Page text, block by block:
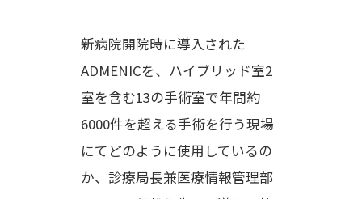
新病院開院時に導入された
ADMENICを、ハイブリッド室2
室を含む13の手術室で年間約
6000件を超える手術を行う現場
にてどのように使用しているの
か、診療局長兼医療情報管理部